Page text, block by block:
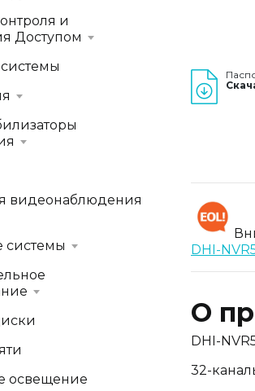
DHI-
О
DHI-
32-
и
Доступом
видеонаблюдения
системы
освещение